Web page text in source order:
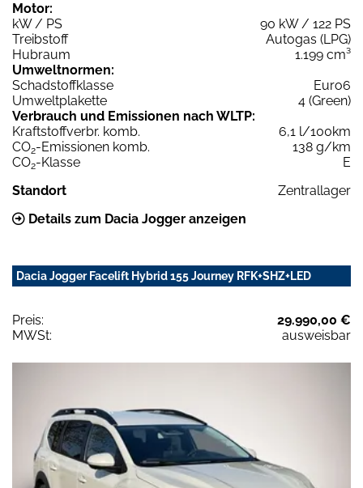
Motor:
kW / PS
90 kW / 122 PS
Treibstoff
Autogas (LPG)
Hubraum
1.199 cm³
Umweltnormen:
Schadstoffklasse
Euro6
Umweltplakette
4 (Green)
Verbrauch und Emissionen nach WLTP:
Kraftstoffverbr. komb.
6,1 l/100km
CO2-Emissionen komb.
138 g/km
CO2-Klasse
E
Standort
Zentrallager
Details zum Dacia Jogger anzeigen
Dacia Jogger Facelift Hybrid 155 Journey RFK+SHZ+LED
Preis:
29.990,00 €
MWSt:
ausweisbar